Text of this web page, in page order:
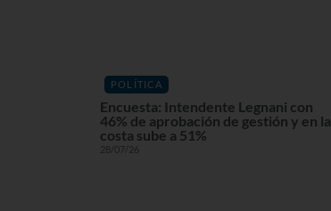
POLÍTICA
Encuesta: Intendente Legnani con
46% de aprobación de gestión y en la
costa sube a 51%
28/07/26